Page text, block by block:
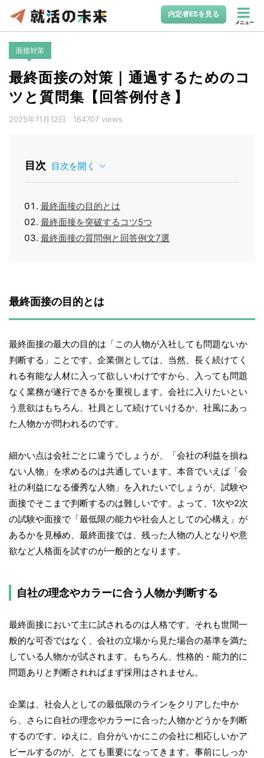
内定者ESを見る
メニュー
面接対策
最終面接の対策｜通過するためのコ
ツと質問集【回答例付き】
2025年11月12日 164707 views
目次 目次を開く
最終面接の目的とは
最終面接を突破するコツ5つ
最終面接の質問例と回答例文7選
最終面接の目的とは
最終面接の最大の目的は「この人物が入社しても問題ないか
判断する」ことです。企業側としては、当然、長く続けてく
れる有能な人材に入って欲しいわけですから、入っても問題
なく業務が遂行できるかを重視します。会社に入りたいとい
う意欲はもちろん、社員として続けていけるか、社風にあっ
た人物かが問われるのです。
細かい点は会社ごとに違うでしょうが、「会社の利益を損ね
ない人物」を求めるのは共通しています。本音でいえば「会
社の利益になる優秀な人物」を入れたいでしょうが、試験や
面接でそこまで判断するのは難しいです。よって、1次や2次
の試験や面接で「最低限の能力や社会人としての心構え」が
あるかを見極め、最終面接では、残った人物の人となりや意
欲など人格面を試すのが一般的となります。
自社の理念やカラーに合う人物か判断する
最終面接において主に試されるのは人格です。それも世間一
般的な可否ではなく、会社の立場から見た場合の基準を満た
している人物かが試されます。もちろん、性格的・能力的に
問題ありと判断されればまず採用はされません。
企業は、社会人としての最低限のラインをクリアした中か
ら、さらに自社の理念やカラーに合った人物かどうかを判断
するのです。ゆえに、自分がいかにこの会社に相応しいかア
ピールするのが、とても重要になってきます。事前にしっか